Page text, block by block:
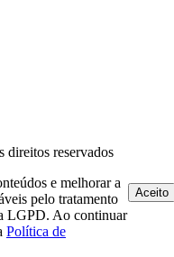
reservados
e melhorar a
pelo tratamento
LGPD. Ao continuar
Política de
Aceito